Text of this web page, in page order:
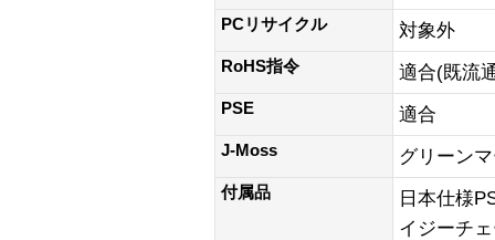
PCリサイクル 対象外
RoHS指令 適合(既流
PSE 適合
J-Moss グリーン
付属品
日本仕様
イジーチ